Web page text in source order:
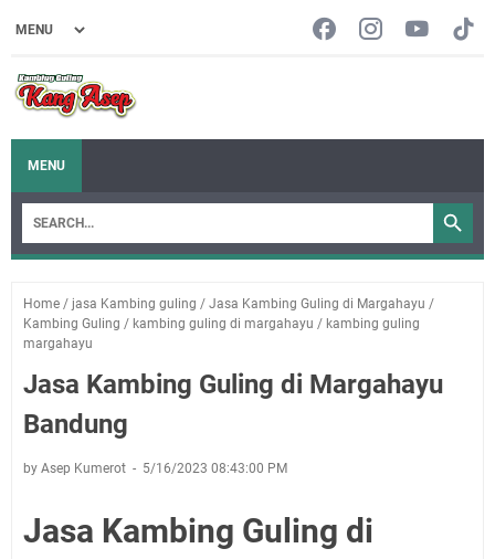
MENU
Home / jasa Kambing guling / Jasa Kambing Guling di Margahayu /
Kambing Guling / kambing guling di margahayu / kambing guling
margahayu
Jasa Kambing Guling di Margahayu
Bandung
by Asep Kumerot 5/16/2023 08:43:00 PM
Jasa Kambing Guling di